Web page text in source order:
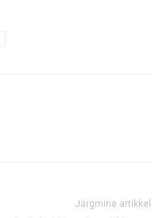
Järgmine artikkel